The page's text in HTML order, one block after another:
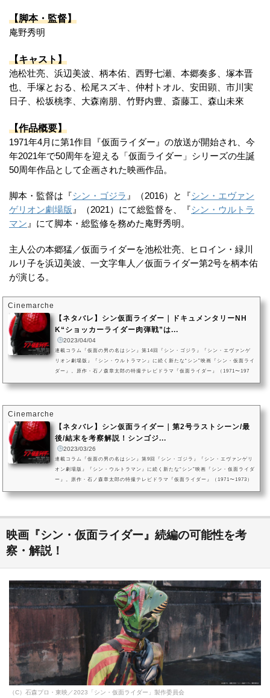
【脚本・監督】
庵野秀明
【キャスト】
池松壮亮、浜辺美波、柄本佑、西野七瀬、本郷奏多、塚本晋
也、手塚とおる、松尾スズキ、仲村トオル、安田顕、市川実
日子、松坂桃李、大森南朋、竹野内豊、斎藤工、森山未來
【作品概要】
1971年4月に第1作目『仮面ライダー』の放送が開始され、今
年2021年で50周年を迎える「仮面ライダー」シリーズの生誕
50周年作品として企画された映画作品。
脚本・監督は『シン・ゴジラ 』（2016）と『シン・エヴァン
ゲリオン劇場版 』（2021）にて総監督を、『シン・ウルトラ
マン 』にて脚本・総監修を務めた庵野秀明。
主人公の本郷猛／仮面ライダーを池松壮亮、ヒロイン・緑川
ルリ子を浜辺美波、一文字隼人／仮面ライダー第2号を柄本佑
が演じる。
Cinemarche
【ネタバレ】シン仮面ライダー｜ドキュメンタリーNH
K“ショッカーライダー肉弾戦”は...
2023/04/04
連載コラム『仮面の男の名はシン』第14回『シン・ゴジラ』『シン・エヴァンゲ
リオン劇場版』『シン・ウルトラマン』に続く新たな“シン”映画『シン・仮面ライ
ダー』。原作・石ノ森章太郎の特撮テレビドラマ『仮面ライダー』（1971〜197
Cinemarche
【ネタバレ】シン仮面ライダー｜第2号ラストシーン/最
後/結末を考察解説！シンゴジ...
2023/03/26
連載コラム『仮面の男の名はシン』第9回『シン・ゴジラ』『シン・エヴァンゲリ
オン劇場版』『シン・ウルトラマン』に続く新たな“シン”映画『シン・仮面ライダ
ー』。原作・石ノ森章太郎の特撮テレビドラマ『仮面ライダー』（1971〜1973）
映画『シン・仮面ライダー』続編の可能性を考
察・解説！
（C）石森プロ・東映／2023「シン・仮面ライダー」製作委員会